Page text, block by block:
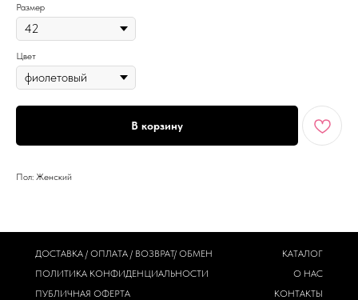
Размер
Цвет
В корзину
Пол: Женский
ДОСТАВКА / ОПЛАТА / ВОЗВРАТ/ ОБМЕН
ПОЛИТИКА КОНФИДЕНЦИАЛЬНОСТИ
ПУБЛИЧНАЯ ОФЕРТА
КАТАЛОГ
О НАС
КОНТАКТЫ